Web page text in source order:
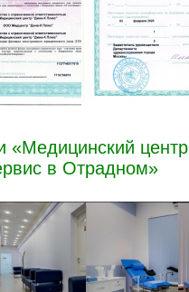
«Медицинский центр
в Отрадном»